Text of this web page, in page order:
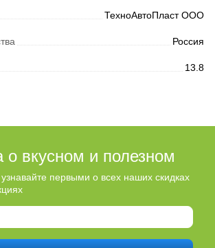
ТехноАвтоПласт ООО
Россия
13.8
о вкусном и полезном
первыми о всех наших скидках